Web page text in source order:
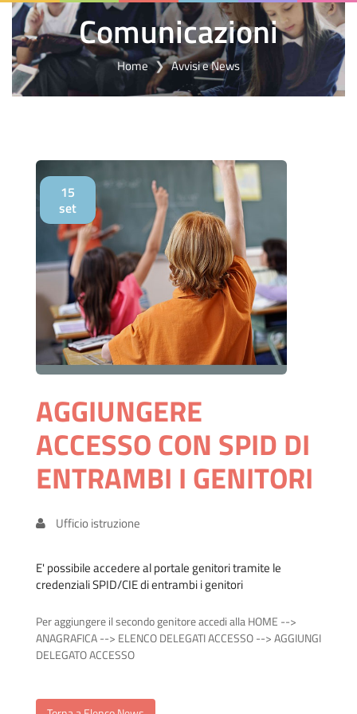
Comunicazioni
Home Avvisi e News
15
set
AGGIUNGERE
ACCESSO CON SPID DI
ENTRAMBI I GENITORI
Ufficio istruzione
E' possibile accedere al portale genitori tramite le
credenziali SPID/CIE di entrambi i genitori
Per aggiungere il secondo genitore accedi alla HOME -->
ANAGRAFICA --> ELENCO DELEGATI ACCESSO --> AGGIUNGI
DELEGATO ACCESSO